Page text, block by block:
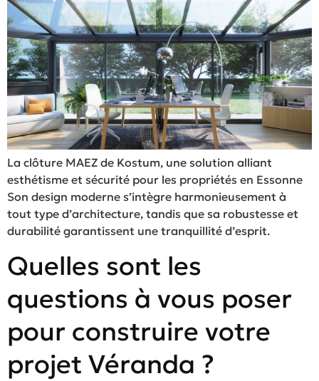
La clôture MAEZ de Kostum, une solution alliant
esthétisme et sécurité pour les propriétés en Essonne
Son design moderne s’intègre harmonieusement à
tout type d’architecture, tandis que sa robustesse et
durabilité garantissent une tranquillité d’esprit.
Quelles sont les
questions à vous poser
pour construire votre
projet Véranda ?